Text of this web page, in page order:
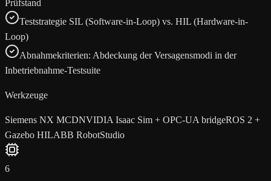
Prüfstand
Teststrategie SIL (Software-in-Loop) vs. HIL (Hardware-in-
Loop)
Abnahmekriterien: Abdeckung der Versagensmodi in der
Inbetriebnahme-Testsuite
Werkzeuge
Siemens NX MCDNVIDIA Isaac Sim + OPC-UA bridgeROS 2 +
Gazebo HILABB RobotStudio
6